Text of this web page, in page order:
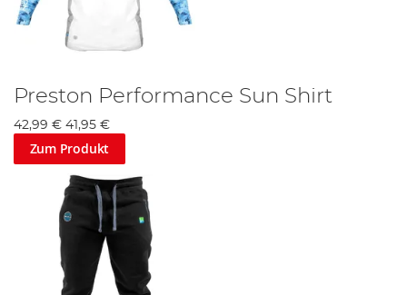
Preston Performance Sun Shirt
42,99 € 41,95 €
Zum Produkt